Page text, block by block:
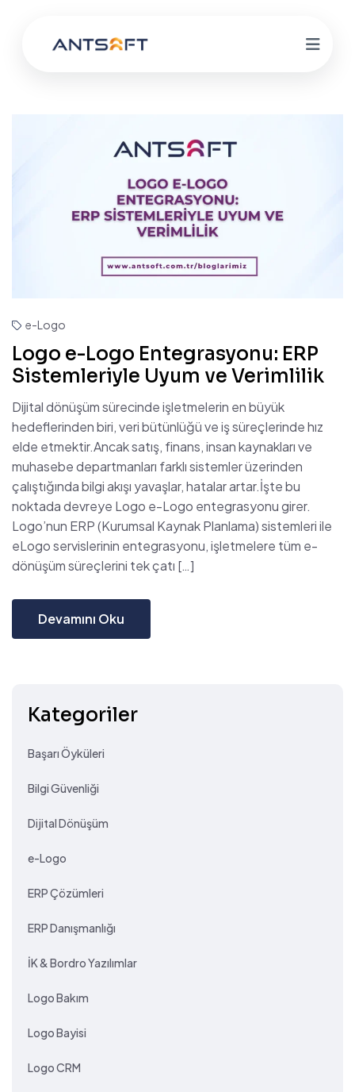
e-Logo
Logo e-Logo Entegrasyonu: ERP
Sistemleriyle Uyum ve Verimlilik
Dijital dönüşüm sürecinde işletmelerin en büyük
hedeflerinden biri, veri bütünlüğü ve iş süreçlerinde hız
elde etmektir.Ancak satış, finans, insan kaynakları ve
muhasebe departmanları farklı sistemler üzerinden
çalıştığında bilgi akışı yavaşlar, hatalar artar.İşte bu
noktada devreye Logo e-Logo entegrasyonu girer.
Logo’nun ERP (Kurumsal Kaynak Planlama) sistemleri ile
eLogo servislerinin entegrasyonu, işletmelere tüm e-
dönüşüm süreçlerini tek çatı […]
Devamını Oku
Kategoriler
Başarı Öyküleri
Bilgi Güvenliği
Dijital Dönüşüm
e-Logo
ERP Çözümleri
ERP Danışmanlığı
İK & Bordro Yazılımlar
Logo Bakım
Logo Bayisi
Logo CRM